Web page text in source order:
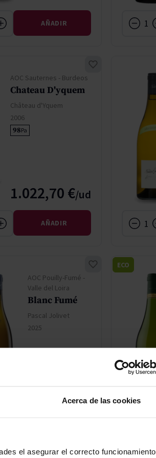
Acerca de las cookies
el asegurar el correcto funcionamiento
AÑADIR
AOC Sauternes - Burdeos
Chateau D'yquem
Château d'Yquem
2006
98Pa
1.022,70 €
AÑADIR
AOC Pouilly-Fumé -
Valle del Loira
Blanc Fumé
Pascal Jolivet
2025
ECO